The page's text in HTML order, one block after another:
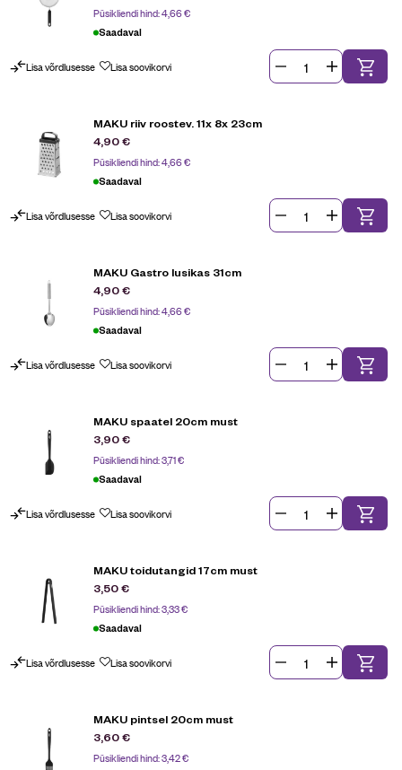
Püsikliendi hind:4,66€
Saadaval
Lisa võrdlusesse Lisa soovikorvi
MAKU riiv roostev. 11x 8x 23cm
4,90€
Püsikliendi hind:4,66€
Saadaval
Lisa võrdlusesse Lisa soovikorvi
MAKU Gastro lusikas 31cm
4,90€
Püsikliendi hind:4,66€
Saadaval
Lisa võrdlusesse Lisa soovikorvi
MAKU spaatel 20cm must
3,90€
Püsikliendi hind:3,71€
Saadaval
Lisa võrdlusesse Lisa soovikorvi
MAKU toidutangid 17cm must
3,50€
Püsikliendi hind:3,33€
Saadaval
Lisa võrdlusesse Lisa soovikorvi
MAKU pintsel 20cm must
3,60€
Püsikliendi hind:3,42€